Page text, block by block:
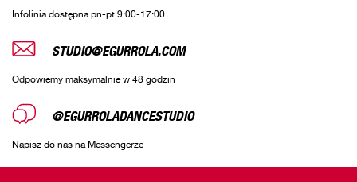
Infolinia dostępna pn-pt 9:00-17:00
STUDIO@EGURROLA.COM
Odpowiemy maksymalnie w 48 godzin
@EGURROLADANCESTUDIO
Napisz do nas na Messengerze